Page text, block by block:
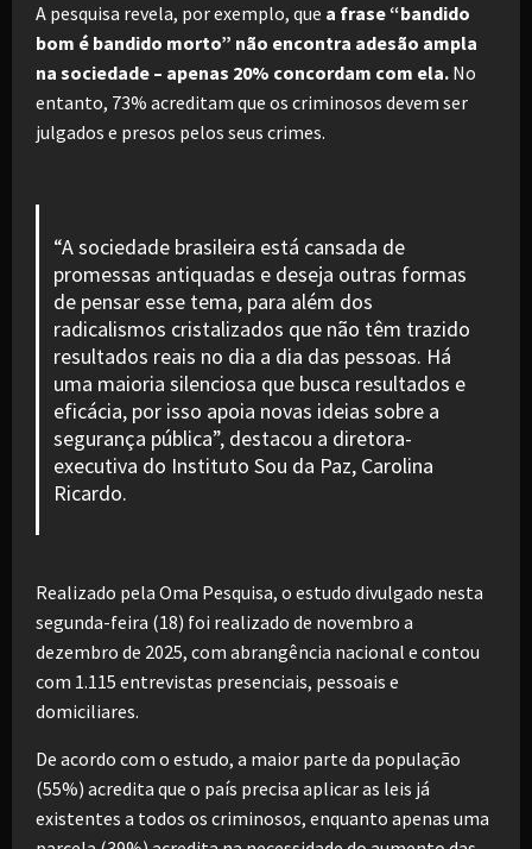
A pesquisa revela, por exemplo, que a frase “bandido
bom é bandido morto” não encontra adesão ampla
na sociedade – apenas 20% concordam com ela. No
entanto, 73% acreditam que os criminosos devem ser
julgados e presos pelos seus crimes.
“A sociedade brasileira está cansada de
promessas antiquadas e deseja outras formas
de pensar esse tema, para além dos
radicalismos cristalizados que não têm trazido
resultados reais no dia a dia das pessoas. Há
uma maioria silenciosa que busca resultados e
eficácia, por isso apoia novas ideias sobre a
segurança pública”, destacou a diretora-
executiva do Instituto Sou da Paz, Carolina
Ricardo.
Realizado pela Oma Pesquisa, o estudo divulgado nesta
segunda-feira (18) foi realizado de novembro a
dezembro de 2025, com abrangência nacional e contou
com 1.115 entrevistas presenciais, pessoais e
domiciliares.
De acordo com o estudo, a maior parte da população
(55%) acredita que o país precisa aplicar as leis já
existentes a todos os criminosos, enquanto apenas uma